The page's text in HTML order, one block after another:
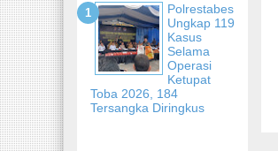
Polrestabes
Ungkap 119
Kasus
Selama
Operasi
Ketupat
Toba 2026, 184
Tersangka Diringkus